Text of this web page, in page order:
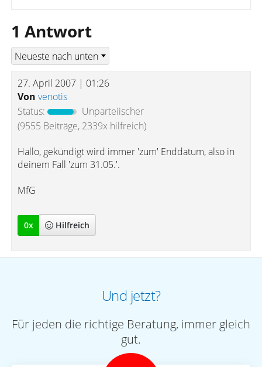
1 Antwort
27. April 2007 | 01:26
Von venotis
Status:
Unparteiischer
(9555 Beiträge, 2339x hilfreich)
Hallo, gekündigt wird immer 'zum' Enddatum, also in
deinem Fall 'zum 31.05.'.
MfG
0x Hilfreich
Und jetzt?
Für jeden die richtige Beratung, immer gleich
gut.